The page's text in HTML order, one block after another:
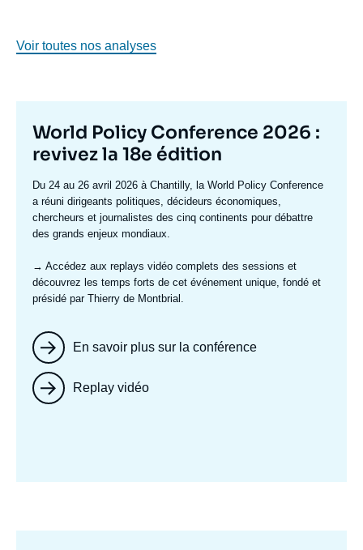
Voir toutes nos analyses
Titre
mis
en
avant
World Policy Conference 2026 :
revivez la 18e édition
Texte
accroche
Du 24 au 26 avril 2026 à Chantilly, la World Policy Conference
a réuni dirigeants politiques, décideurs économiques,
chercheurs et journalistes des cinq continents pour débattre
des grands enjeux mondiaux.
→ Accédez aux replays vidéo complets des sessions et
découvrez les temps forts de cet événement unique, fondé et
présidé par Thierry de Montbrial.
En savoir plus sur la conférence
Replay vidéo